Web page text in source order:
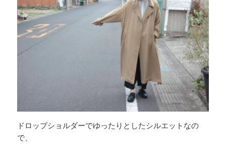
ドロップショルダーでゆったりとしたシルエットなの
で、